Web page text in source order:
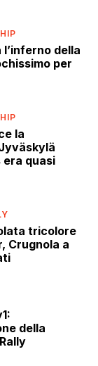
della
per
la
era quasi
tricolore
Crugnola a
della